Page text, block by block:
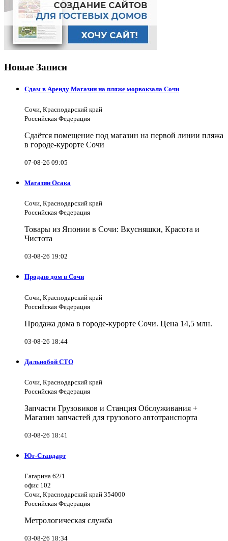
Новые Записи
Сдам в Аренду Магазин на пляже морвокзала Сочи
Сочи, Краснодарский край
Российская Федерация
Сдаётся помещение под магазин на первой линии пляжа
в городе-курорте Сочи
07-08-26 09:05
Магазин Осака
Сочи, Краснодарский край
Российская Федерация
Товары из Японии в Сочи: Вкусняшки, Красота и
Чистота
03-08-26 19:02
Продаю дом в Сочи
Сочи, Краснодарский край
Российская Федерация
Продажа дома в городе-курорте Сочи. Цена 14,5 млн.
03-08-26 18:44
Дальнобой СТО
Сочи, Краснодарский край
Российская Федерация
Запчасти Грузовиков и Станция Обслуживания +
Магазин запчастей для грузового автотранспорта
03-08-26 18:41
Юг-Стандарт
Гагарина 62/1
офис 102
Сочи, Краснодарский край 354000
Российская Федерация
Метрологическая служба
03-08-26 18:34